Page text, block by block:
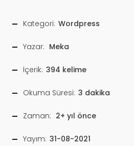
Kategori: Wordpress
Yazar: Meka
İçerik: 394 kelime
Okuma Süresi: 3 dakika
Zaman: 2+ yıl önce
Yayım: 31-08-2021